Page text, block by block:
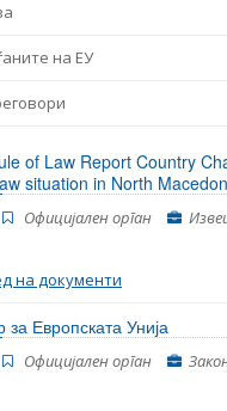
збор
на ЕУ
of Law Report Country
situation in North
Oфицијален орган
на документи
за Европската Унија
Oфицијален орган